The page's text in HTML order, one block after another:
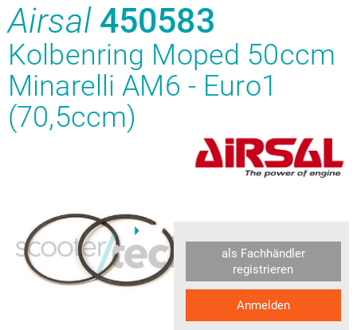
Airsal 450583
Kolbenring Moped 50ccm
Minarelli AM6 - Euro1
(70,5ccm)
als Fachhändler
registrieren
Anmelden